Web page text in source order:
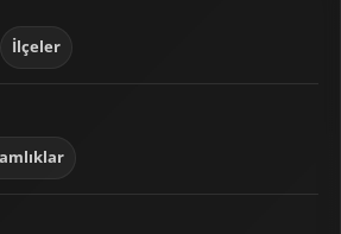
İlçeler